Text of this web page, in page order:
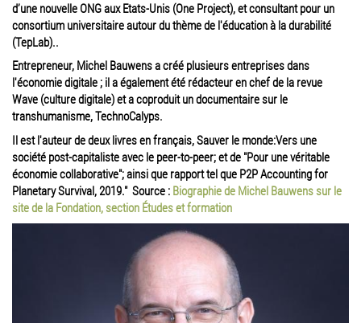
d’une nouvelle ONG aux Etats-Unis (One Project), et consultant pour un
consortium universitaire autour du thème de l'éducation à la durabilité
(TepLab)..
Entrepreneur, Michel Bauwens a créé plusieurs entreprises dans
l'économie digitale ; il a également été rédacteur en chef de la revue
Wave (culture digitale) et a coproduit un documentaire sur le
transhumanisme, TechnoCalyps.
Il est l'auteur de deux livres en français, Sauver le monde:Vers une
société post-capitaliste avec le peer-to-peer; et de "Pour une véritable
économie collaborative"; ainsi que rapport tel que P2P Accounting for
Planetary Survival, 2019." Source : Biographie de Michel Bauwens sur le
site de la Fondation, section Études et formation